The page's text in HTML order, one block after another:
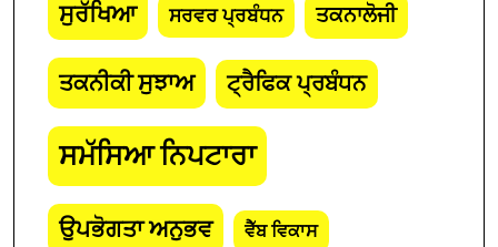
ਸੁਰੱਖਿਆ ਸਰਵਰ ਪ੍ਰਬੰਧਨ ਤਕਨਾਲੋਜੀ
ਤਕਨੀਕੀ ਸੁਝਾਅ ਟ੍ਰੈਫਿਕ ਪ੍ਰਬੰਧਨ
ਸਮੱਸਿਆ ਨਿਪਟਾਰਾ
ਉਪਭੋਗਤਾ ਅਨੁਭਵ ਵੈੱਬ ਵਿਕਾਸ